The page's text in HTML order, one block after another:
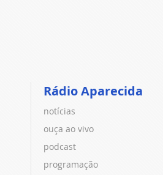
Rádio Aparecida
notícias
ouça ao vivo
podcast
programação